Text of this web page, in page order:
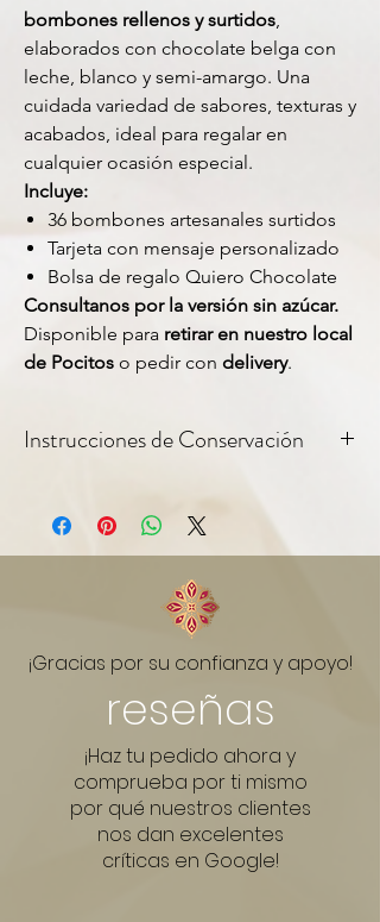
bombones rellenos y surtidos
elaborados con chocolate belga con
leche, blanco y semi-amargo. Una
cuidada variedad de sabores, texturas y
acabados, ideal para regalar en
cualquier ocasión especial.
Incluye:
36 bombones artesanales surtidos
Tarjeta con mensaje personalizado
Bolsa de regalo Quiero Chocolate
Consultanos por la versión sin azúcar.
Disponible para retirar en nuestro local
de Pocitos o pedir con delivery.
Instrucciones de Conservación
mantener los chocolates en un ambiente
fresco y seco fuera de la luz solar. Nuestros
productos no contienen conservantes
artificiales por lo que aconsejamos
consumirlos dentro de los quince días
posteriores a la compra.
¡Gracias por su confianza y apoyo!
reseñas
¡Haz tu pedido ahora y
comprueba por ti mismo
por qué nuestros clientes
nos dan excelentes
críticas en Google!